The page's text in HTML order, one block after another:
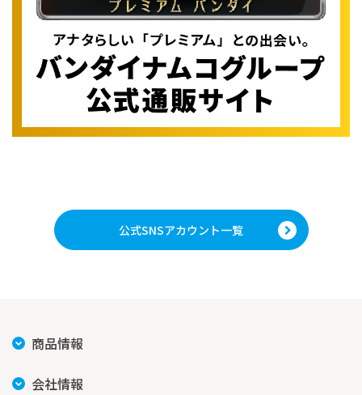
公式SNSアカウント一覧
商品情報
会社情報